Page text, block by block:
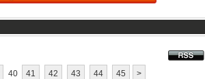
40 41 42 43 44 45 >